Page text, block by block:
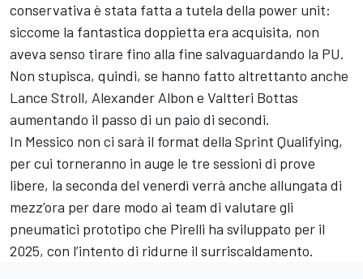
conservativa è stata fatta a tutela della power unit:
siccome la fantastica doppietta era acquisita, non
aveva senso tirare fino alla fine salvaguardando la PU.
Non stupisca, quindi, se hanno fatto altrettanto anche
Lance Stroll, Alexander Albon e Valtteri Bottas
aumentando il passo di un paio di secondi.
In Messico non ci sarà il format della Sprint Qualifying,
per cui torneranno in auge le tre sessioni di prove
libere, la seconda del venerdì verrà anche allungata di
mezz’ora per dare modo ai team di valutare gli
pneumatici prototipo che Pirelli ha sviluppato per il
2025, con l’intento di ridurne il surriscaldamento.